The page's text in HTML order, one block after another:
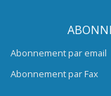
Abonnement par email
Abonnement par Fax